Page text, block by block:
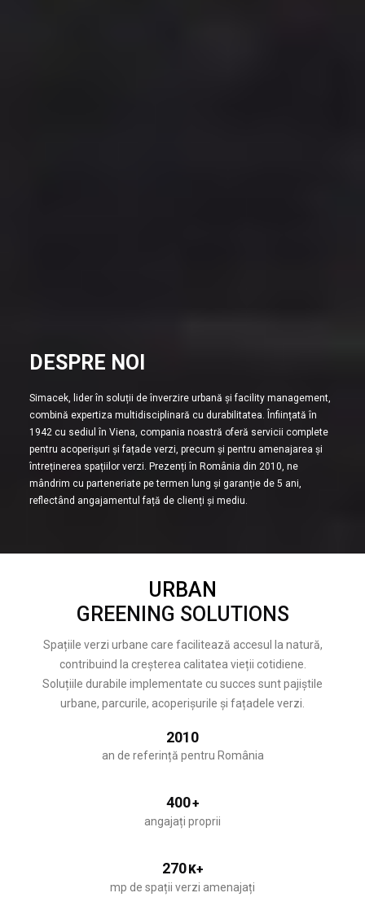
DESPRE NOI
Simacek, lider în soluții de înverzire urbană și facility management,
combină expertiza multidisciplinară cu durabilitatea. Înființată în
1942 cu sediul în Viena, compania noastră oferă servicii complete
pentru acoperișuri și fațade verzi, precum și pentru amenajarea și
întreținerea spațiilor verzi. Prezenți în România din 2010, ne
mândrim cu parteneriate pe termen lung și garanție de 5 ani,
reflectând angajamentul față de clienți și mediu.
URBAN
GREENING SOLUTIONS
Spațiile verzi urbane care facilitează accesul la natură,
contribuind la creșterea calitatea vieții cotidiene.
Soluțiile durabile implementate cu succes sunt pajiștile
urbane, parcurile, acoperișurile și fațadele verzi.
2010
an de referință pentru România
400+
angajați proprii
270K+
mp de spații verzi amenajați